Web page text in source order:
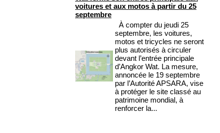
voitures et aux motos à partir du 25
septembre
À compter du jeudi 25
septembre, les voitures,
motos et tricycles ne seront
plus autorisés à circuler
devant l’entrée principale
d’Angkor Wat. La mesure,
annoncée le 19 septembre
par l’Autorité APSARA, vise
à protéger le site classé au
patrimoine mondial, à
renforcer la...